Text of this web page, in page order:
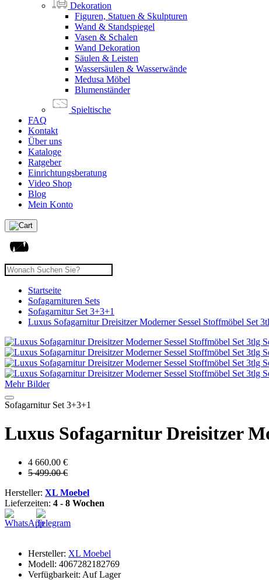
Dekoration
Figuren, Statuen & Skulpturen
Wand & Standspiegel
Vasen & Schalen
Wand Dekoration
Säulen & Leisten
Wassersäulen & Wasserwände
Medusa Möbel
Blumenständer
Spieltische
FAQ
Kontakt
Über uns
Kataloge
Ratgeber
Einrichtungsberatung
Video Shop
Blog
Mein Konto
Startseite
Sofagarnituren Sets
Sofagarnitur Set 3+3+1
Luxus Sofagarnitur Dreisitzer Moderner Sessel Stoffmöbel Set
Mehr Bilder
Sofagarnitur Set 3+3+1
Luxus Sofagarnitur Dreisitzer
4 660.00 €
5 499.00 €
Hersteller: XL Moebel
Lieferzeiten: 4 - 8 Wochen
Hersteller: XL Moebel
Modell: 4067282182769
Verfügbarkeit: Auf Lager